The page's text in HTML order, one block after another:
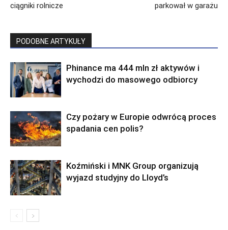
ciągniki rolnicze
parkował w garażu
PODOBNE ARTYKUŁY
Phinance ma 444 mln zł aktywów i
wychodzi do masowego odbiorcy
Czy pożary w Europie odwrócą proces
spadania cen polis?
Koźmiński i MNK Group organizują
wyjazd studyjny do Lloyd’s